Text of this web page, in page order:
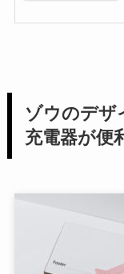
ゾウのデザ
充電器が便